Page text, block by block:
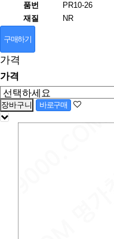
품번
PR10-26
재질
NR
구매하기
가격
가격